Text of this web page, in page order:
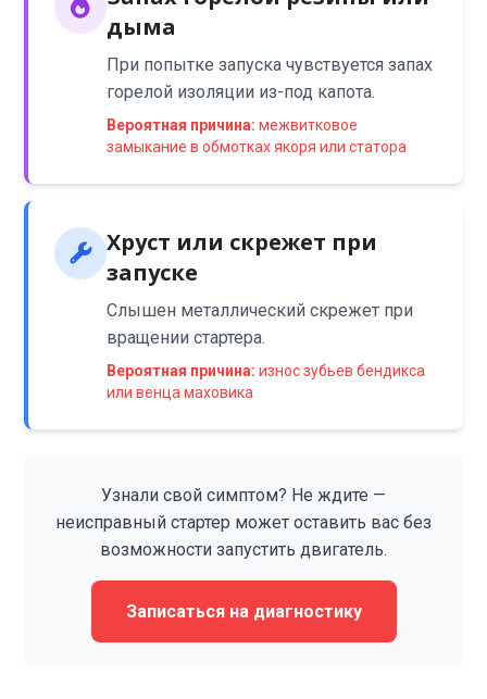
дыма
При попытке запуска чувствуется запах
горелой изоляции из-под капота.
Вероятная причина: межвитковое
замыкание в обмотках якоря или статора
Хруст или скрежет при
запуске
Слышен металлический скрежет при
вращении стартера.
Вероятная причина: износ зубьев бендикса
или венца маховика
Узнали свой симптом? Не ждите —
неисправный стартер может оставить вас без
возможности запустить двигатель.
Записаться на диагностику